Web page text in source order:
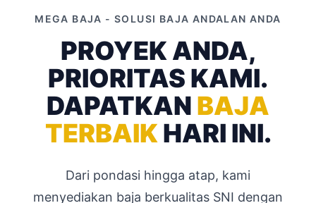
MEGA BAJA - SOLUSI BAJA ANDALAN ANDA
PROYEK ANDA,
PRIORITAS KAMI.
DAPATKAN BAJA
TERBAIK HARI INI.
Dari pondasi hingga atap, kami
menyediakan baja berkualitas SNI dengan